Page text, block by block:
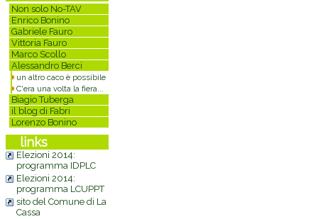
Non solo No-TAV
Enrico Bonino
Gabriele Fauro
Vittoria Fauro
Marco Scollo
Alessandro Berci
un altro caco è possibile
C'era una volta la fiera...
Biagio Tuberga
il blog di Fabri
Lorenzo Bonino
links
Elezioni 2014:
programma IDPLC
Elezioni 2014:
programma LCUPPT
sito del Comune di La
Cassa